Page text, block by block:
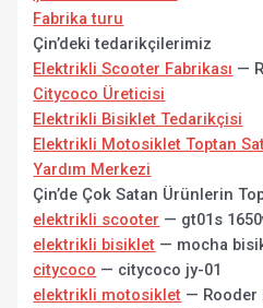
Fabrika turu
Çin’deki tedarikçilerimiz
Elektrikli Scooter Fabrikası —
Citycoco Üreticisi
Elektrikli Bisiklet Tedarikçisi
Elektrikli Motosiklet Toptan
Yardım Merkezi
Çin’de Çok Satan Ürünlerin
elektrikli scooter — gt01s
elektrikli bisiklet — mocha
citycoco — citycoco jy-01
elektrikli motosiklet — Rooder